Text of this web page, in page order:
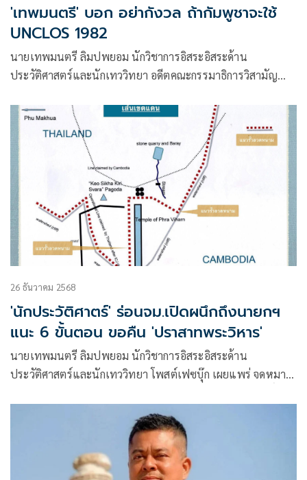
'เทพมนตรี' บอก อย่ากังวล ถ้ากัมพูชาจะใช้
UNCLOS 1982
นายเทพมนตรี ลิมปพยอม นักวิชาการอิสระอิสระด้าน
ประวัติศาสตร์และนักเทววิทยา อดีตคณะกรรมาธิการวิสามัญ
แทนราษฎร โพสต์เฟซบุ๊กกรณีครม.ยกเลิก MOU 44 แล้วใช้
อนุสัญญาสหประชาชาติว่าด้วยกฎหมายทางทะเล (UNCLOS) ว่า
26 ธันวาคม 2568
'นักประวัติศาตร์' ร่อนจม.เปิดผนึกถึงนายกฯ
แนะ 6 ขั้นตอน ขอคืน 'ปราสาทพระวิหาร'
นายเทพมนตรี ลิมปพยอม นักวิชาการอิสระอิสระด้าน
ประวัติศาสตร์และนักเทววิทยา โพสต์เฟซบุ๊ก เผยแพร่ จดหมาย
เรียน ฯพณฯท่านนายกรัฐมนตรี มีใจความว่า